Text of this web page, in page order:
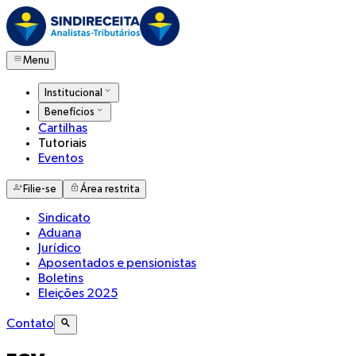
Menu
Institucional
Benefícios
Cartilhas
Tutoriais
Eventos
Filie-se Área restrita
Sindicato
Aduana
Jurídico
Aposentados e pensionistas
Boletins
Eleições 2025
Contato